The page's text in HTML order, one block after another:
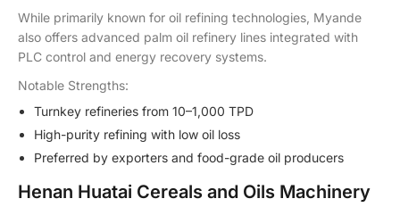
While primarily known for oil refining technologies, Myande
also offers advanced palm oil refinery lines integrated with
PLC control and energy recovery systems.
Notable Strengths:
Turnkey refineries from 10–1,000 TPD
High-purity refining with low oil loss
Preferred by exporters and food-grade oil producers
Henan Huatai Cereals and Oils Machinery